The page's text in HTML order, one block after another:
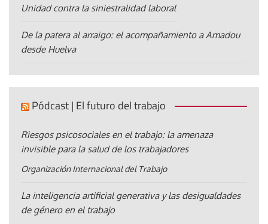
Unidad contra la siniestralidad laboral
De la patera al arraigo: el acompañamiento a Amadou
desde Huelva
Pódcast | El futuro del trabajo
Riesgos psicosociales en el trabajo: la amenaza
invisible para la salud de los trabajadores
Organización Internacional del Trabajo
La inteligencia artificial generativa y las desigualdades
de género en el trabajo